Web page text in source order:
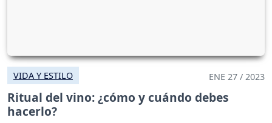
VIDA Y ESTILO ENE 27 / 2023
Ritual del vino: ¿cómo y cuándo debes
hacerlo?